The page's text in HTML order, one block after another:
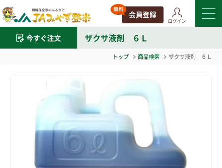
ログイン
今すぐ注文 ザクサ液剤 ６Ｌ
トップ 商品検索 ザクサ液剤 ６Ｌ